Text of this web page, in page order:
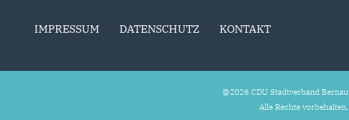
IMPRESSUM DATENSCHUTZ KONTAKT
@2026 CDU Stadtverband Bernau
Alle Rechte vorbehalten.